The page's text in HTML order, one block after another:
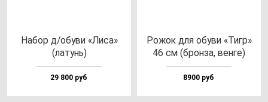
Набор д/обу­ви «Лиса»
(ла­тунь)
29 800 руб
Рожок для обу­ви «Тигр»
46 см (брон­за, вен­ге)
8900 руб